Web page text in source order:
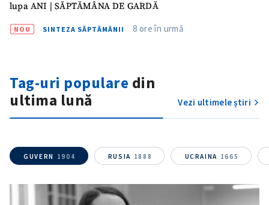
lupa ANI | SĂPTĂMÂNA DE GARDĂ
NOU SINTEZA SĂPTĂMÂNII 8 ore în urmă
Tag-uri populare din
ultima lună
Vezi ultimele știri
GUVERN 1904 RUSIA 1888 UCRAINA 1665